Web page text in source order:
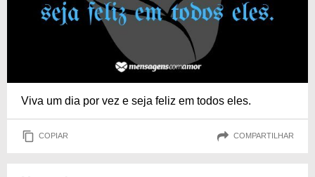
Viva um dia por vez e seja feliz em todos eles.
COPIAR COMPARTILHAR